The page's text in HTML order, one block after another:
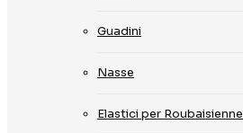
Guadini
Nasse
Elastici per Roubaisienne